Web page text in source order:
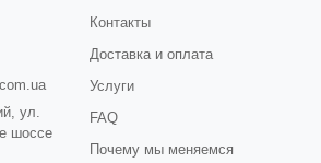
ул.
шоссе
Контакты
Доставка и оплата
Услуги
FAQ
Почему мы меняемся